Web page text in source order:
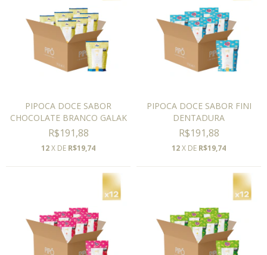
PIPOCA DOCE SABOR
CHOCOLATE BRANCO GALAK
R$191,88
12X DE R$19,74
PIPOCA DOCE SABOR FINI
DENTADURA
R$191,88
12X DE R$19,74